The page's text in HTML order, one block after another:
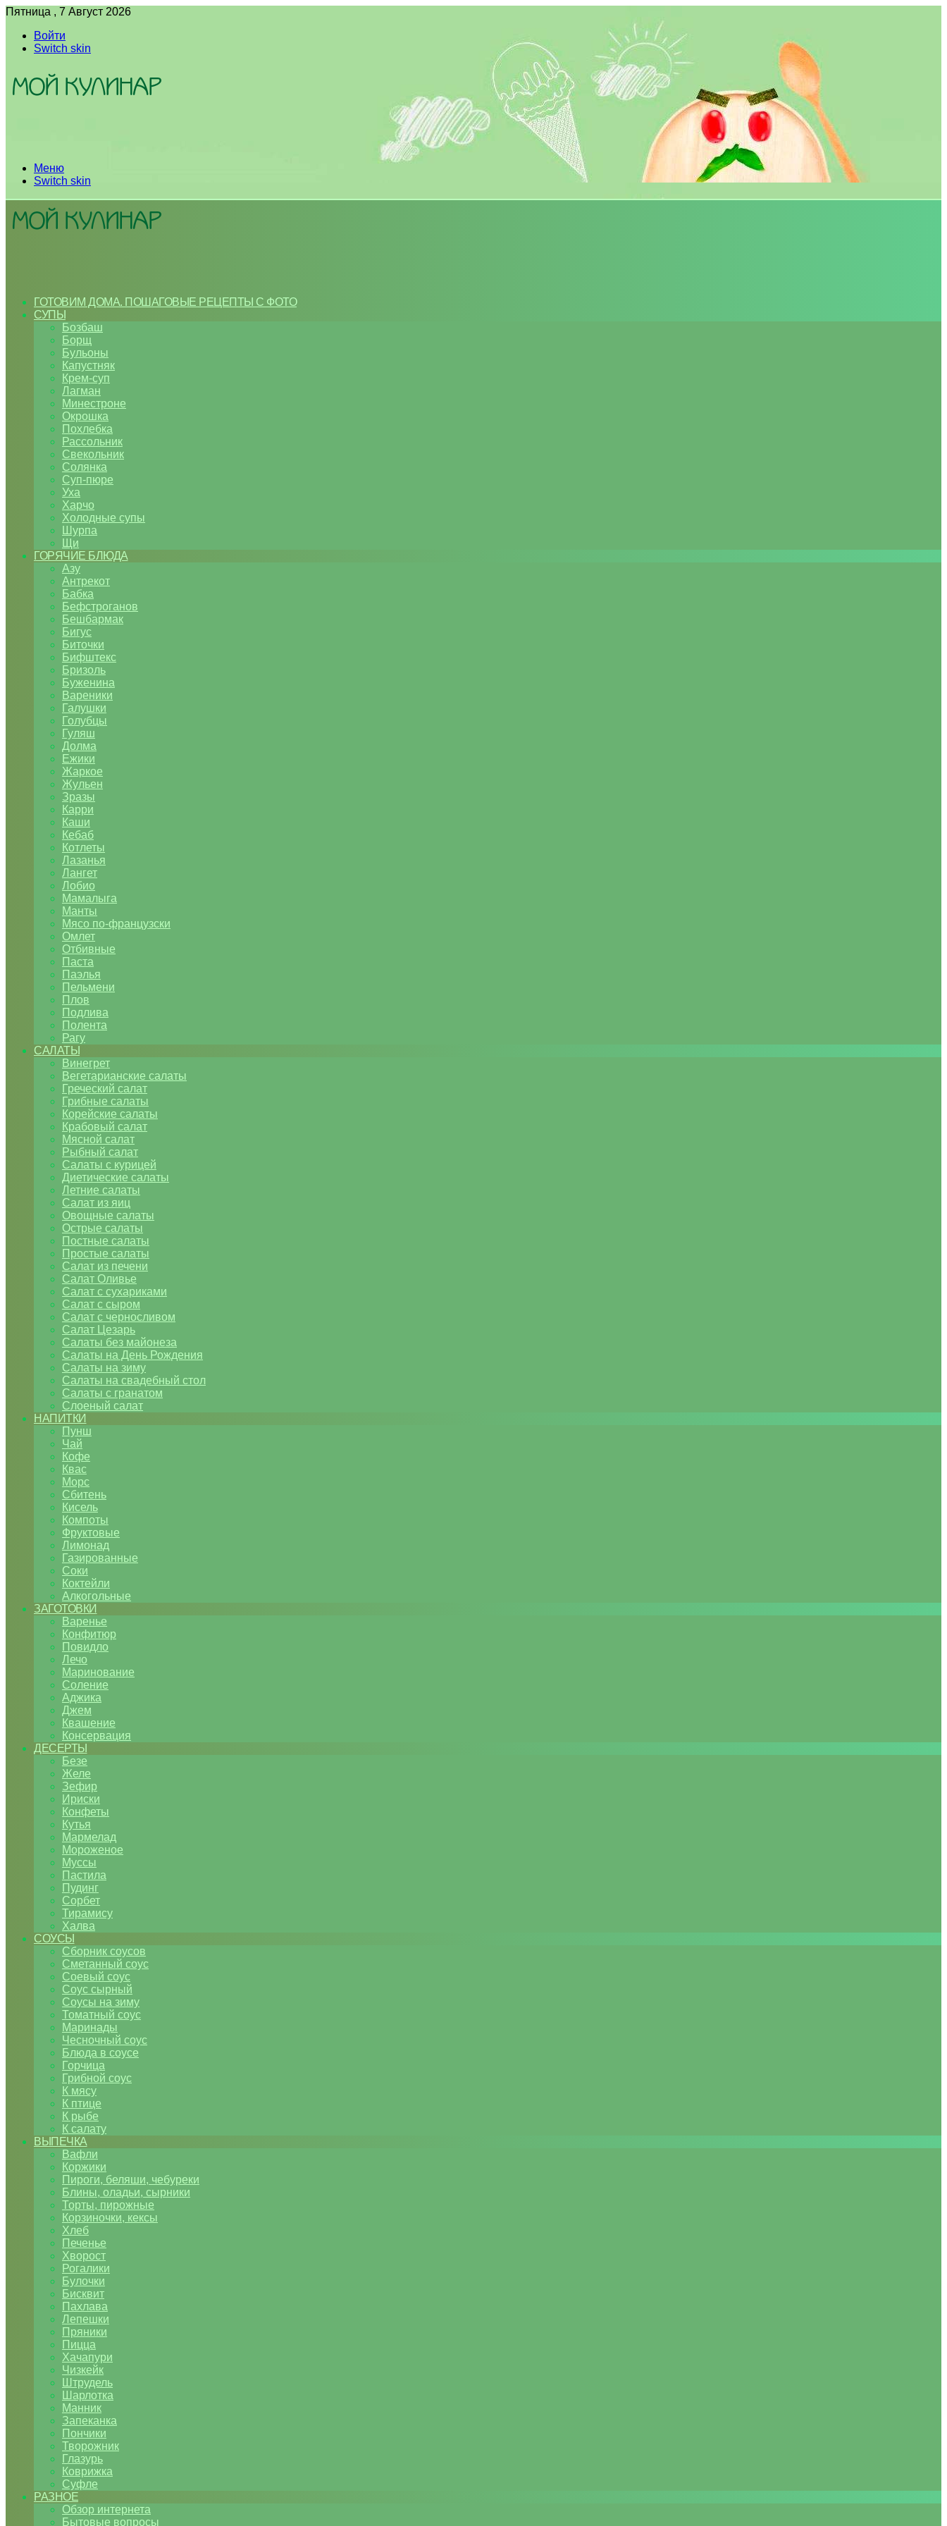
Пятница , 7 Август 2026
Войти
Switch skin
Меню
Switch skin
ГОТОВИМ ДОМА. ПОШАГОВЫЕ РЕЦЕПТЫ С ФОТО
СУПЫ
Бозбаш
Борщ
Бульоны
Капустняк
Крем-суп
Лагман
Минестроне
Окрошка
Похлебка
Рассольник
Свекольник
Солянка
Суп-пюре
Уха
Харчо
Холодные супы
Шурпа
Щи
ГОРЯЧИЕ БЛЮДА
Азу
Антрекот
Бабка
Бефстроганов
Бешбармак
Бигус
Биточки
Бифштекс
Бризоль
Буженина
Вареники
Галушки
Голубцы
Гуляш
Долма
Ежики
Жаркое
Жульен
Зразы
Карри
Каши
Кебаб
Котлеты
Лазанья
Лангет
Лобио
Мамалыга
Манты
Мясо по-французски
Омлет
Отбивные
Паста
Паэлья
Пельмени
Плов
Подлива
Полента
Рагу
САЛАТЫ
Винегрет
Вегетарианские салаты
Греческий салат
Грибные салаты
Корейские салаты
Крабовый салат
Мясной салат
Рыбный салат
Салаты с курицей
Диетические салаты
Летние салаты
Салат из яиц
Овощные салаты
Острые салаты
Постные салаты
Простые салаты
Салат из печени
Салат Оливье
Салат с сухариками
Салат с сыром
Салат с черносливом
Салат Цезарь
Салаты без майонеза
Салаты на День Рождения
Салаты на зиму
Салаты на свадебный стол
Салаты с гранатом
Слоеный салат
НАПИТКИ
Пунш
Чай
Кофе
Квас
Морс
Сбитень
Кисель
Компоты
Фруктовые
Лимонад
Газированные
Соки
Коктейли
Алкогольные
ЗАГОТОВКИ
Варенье
Конфитюр
Повидло
Лечо
Маринование
Соление
Аджика
Джем
Квашение
Консервация
ДЕСЕРТЫ
Безе
Желе
Зефир
Ириски
Конфеты
Кутья
Мармелад
Мороженое
Муссы
Пастила
Пудинг
Сорбет
Тирамису
Халва
СОУСЫ
Сборник соусов
Сметанный соус
Соевый соус
Соус сырный
Соусы на зиму
Томатный соус
Маринады
Чесночный соус
Блюда в соусе
Горчица
Грибной соус
К мясу
К птице
К рыбе
К салату
ВЫПЕЧКА
Вафли
Коржики
Пироги, беляши, чебуреки
Блины, оладьи, сырники
Торты, пирожные
Корзиночки, кексы
Хлеб
Печенье
Хворост
Рогалики
Булочки
Бисквит
Пахлава
Лепешки
Пряники
Пицца
Хачапури
Чизкейк
Штрудель
Шарлотка
Манник
Запеканка
Пончики
Творожник
Глазурь
Коврижка
Суфле
РАЗНОЕ
Обзор интернета
Бытовые вопросы